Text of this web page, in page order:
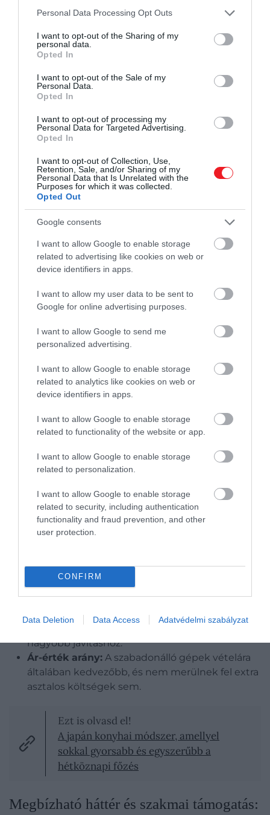
Please note that this website/app uses one or more Google
not limited to your visit or usage behaviour. You may click to
grant or deny consent to Google and its third-party tags to
use your data for below specified purposes in below Google
consent section.
Personal Data Processing Opt Outs
I want to opt-out of the Sharing of my
personal data.
Opted In
I want to opt-out of the Sale of my
Personal Data.
Opted In
I want to opt-out of processing my
Personal Data for Targeted Advertising.
Opted In
I want to opt-out of Collection, Use,
Retention, Sale, and/or Sharing of my
Personal Data that Is Unrelated with the
Purposes for which it was collected.
Opted Out
Google consents
I want to allow Google to enable storage
related to advertising like cookies on web or
device identifiers in apps.
I want to allow my user data to be sent to
Google for online advertising purposes.
I want to allow Google to send me
personalized advertising.
I want to allow Google to enable storage
related to analytics like cookies on web or
device identifiers in apps.
I want to allow Google to enable storage
related to functionality of the website or app.
I want to allow Google to enable storage
related to personalization.
I want to allow Google to enable storage
related to security, including authentication
functionality and fraud prevention, and other
user protection.
CONFIRM
Data Deletion Data Access Adatvédelmi szabályzat
Magnific
Milyen esetben érdemes szabadonálló
gépet választani?
Bár a beépíthető gépek rendkívül vonzóak, a
szabadonálló készülékeknek is megvannak a
maguk vitathatatlan előnyei. Ezek a berendezések
páratlan rugalmasságot biztosítanak a
mindennapokban: ha albérletben élsz, vagy a
közeljövőben költözést tervezel, a szabadonálló
az új otthonodban pedig azonnal, bonyolult
beépítési folyamatok nélkül használatba is veheted
összevetni a két kategória legfőbb jellemzőit:
Rugalmasság és mozgathatóság:
szabadonálló gépek bármikor áthelyezhetőek
vagy lecserélhetőek anélkül, hogy a teljes
konyhabútort módosítani kellene. A beépített
gépek fix helyre kerülnek, cseréjük esetén
pedig figyelni kell a méretpontosságra.
esetében egy hálózati csatlakozó, és adott
esetben a vízkiállás is elegendő a
használatbavételhez, addig a beépíthető
igénylik.
Szervizelhetőség:Egy szabadonálló gép
minden oldala könnyebben hozzáférhető a
szerelők számára, míg a beépített modelleket
gyakran ki kell emelni a szekrényvázból egy
nagyobb javításhoz.
Ár-érték arány: A szabadonálló gépek vételára
általában kedvezőbb, és nem merülnek fel extra
asztalos költségek sem.
Ezt is olvasd el!
A japán konyhai módszer, amellyel
sokkal gyorsabb és egyszerűbb a
hétköznapi főzés
Megbízható háttér és szakmai támogatás: